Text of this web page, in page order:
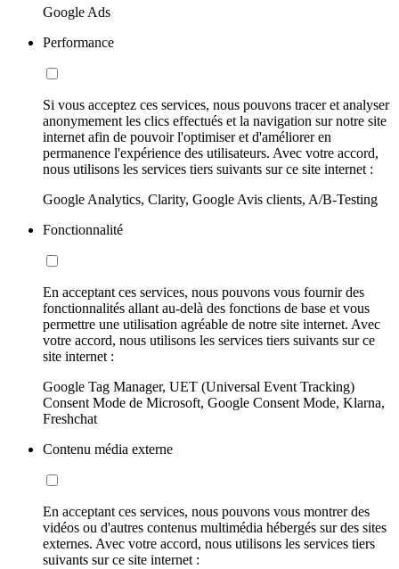
Google Ads
Performance
Si vous acceptez ces services, nous pouvons tracer et analyser
anonymement les clics effectués et la navigation sur notre site
internet afin de pouvoir l'optimiser et d'améliorer en
permanence l'expérience des utilisateurs. Avec votre accord,
nous utilisons les services tiers suivants sur ce site internet :
Google Analytics, Clarity, Google Avis clients, A/B-Testing
Fonctionnalité
En acceptant ces services, nous pouvons vous fournir des
fonctionnalités allant au-delà des fonctions de base et vous
permettre une utilisation agréable de notre site internet. Avec
votre accord, nous utilisons les services tiers suivants sur ce
site internet :
Google Tag Manager, UET (Universal Event Tracking)
Consent Mode de Microsoft, Google Consent Mode, Klarna,
Freshchat
Contenu média externe
En acceptant ces services, nous pouvons vous montrer des
vidéos ou d'autres contenus multimédia hébergés sur des sites
externes. Avec votre accord, nous utilisons les services tiers
suivants sur ce site internet :